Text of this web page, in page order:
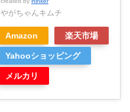
やがちゃんキムチ
Amazon 楽天市場
Yahooショッピング
メルカリ